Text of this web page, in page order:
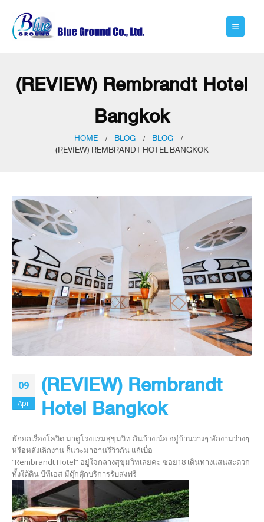
(REVIEW) Rembrandt Hotel
Bangkok
HOME BLOG
BLOG
(REVIEW) REMBRANDT HOTEL BANGKOK
09
Apr
(REVIEW) Rembrandt
Hotel Bangkok
พักยกเรื่องโควิด มาดูโรงแรมสุขุมวิท กันบ้างเน้อ อยู่บ้านว่างๆ พักงานว่างๆ
หรือหลังเลิกงาน ก็แวะมาอ่านรีวิวกัน แก้เบื่อ
“Rembrandt Hotel” อยู่ใจกลางสุขุมวิทเลยคะ ซอย18 เดินทางแสนสะดวก
ทั้งใต้ดิน บีทีเอส มีตุ๊กตุ๊กบริการรับส่งฟรี